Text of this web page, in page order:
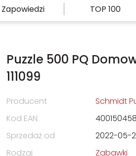
Zapowiedzi TOP 100
Puzzle 500 PQ
111099
Producent
Schmidt
Kod EAN
Sprzedaż od
2022-05-
Rodzaj
Zabawki